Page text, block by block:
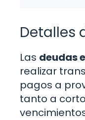
Detalles
Las deudas
realizar
pagos a
tanto a